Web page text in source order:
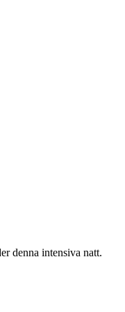
denna intensiva natt.